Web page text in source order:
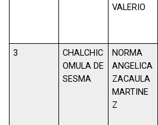
VALERIO
3
CHALCHIC
OMULA DE
SESMA
NORMA
ANGELICA
ZACAULA
MARTINE
Z